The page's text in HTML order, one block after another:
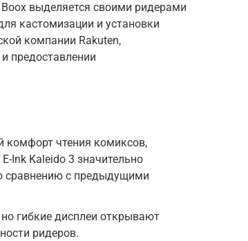
выделяется своими ридерами
кастомизации и установки
компании Rakuten,
предоставлении
комфорт чтения комиксов,
Ink Kaleido 3 значительно
сравнению с предыдущими
гибкие дисплеи открывают
ридеров.